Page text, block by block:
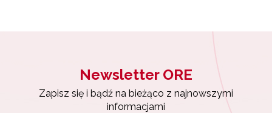
Newsletter ORE
Zapisz się i bądź na bieżąco z najnowszymi
informacjami